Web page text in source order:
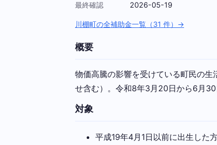
最終確認
2026-05-19
川棚町の全補助金一覧（31 件）→
概要
物価高騰の影響を受けている町民の
せ含む）。令和8年3月20日から6月30
対象
平成19年4月1日以前に出生した